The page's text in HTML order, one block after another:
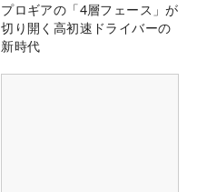
プロギアの「4層フェース」が
切り開く高初速ドライバーの
新時代